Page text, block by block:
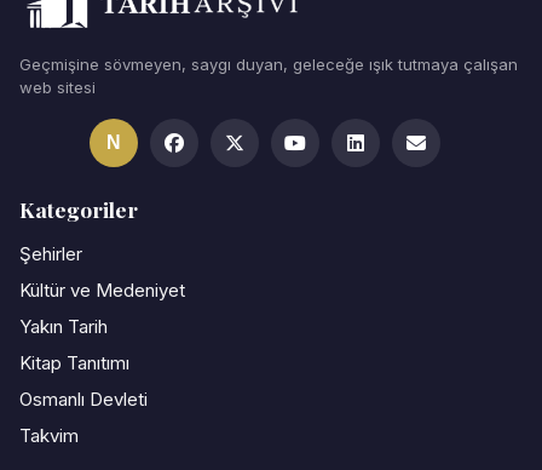
Geçmişine sövmeyen, saygı duyan, geleceğe ışık tutmaya çalışan
web sitesi
N
Kategoriler
Şehirler
Kültür ve Medeniyet
Yakın Tarih
Kitap Tanıtımı
Osmanlı Devleti
Takvim